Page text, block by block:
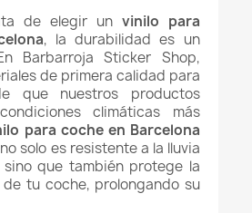
de elegir un vinilo para
, la durabilidad es un
Barbarroja Sticker Shop,
de primera calidad para
que nuestros productos
climáticas más
para coche en Barcelona
solo es resistente a la lluvia
sino que también protege la
tu coche, prolongando su